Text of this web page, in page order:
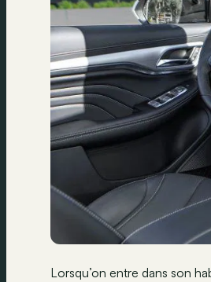
Lorsqu’on entre dans son